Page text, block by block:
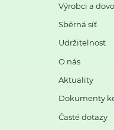
Výrobci a
Sběrná síť
Udržitelnost
O nás
Aktuality
Dokumenty
Časté dotazy